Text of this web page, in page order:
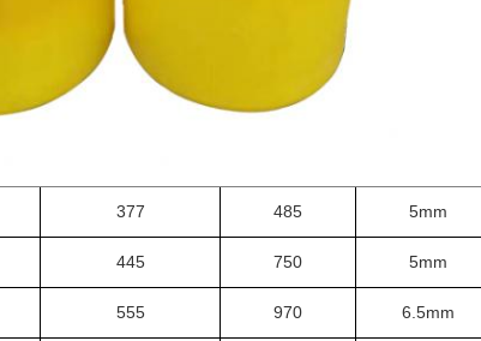
377 485 5mm
445 750 5mm
555 970 6.5mm